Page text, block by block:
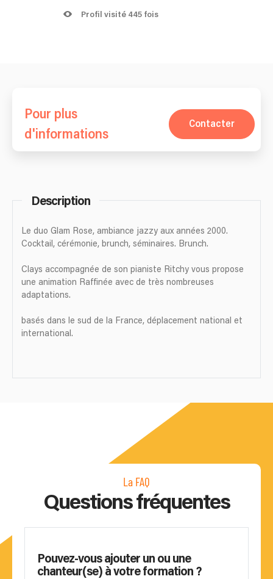
Profil visité 445 fois
Pour plus
d'informations
Contacter
Description
Le duo Glam Rose, ambiance jazzy aux années 2000.
Cocktail, cérémonie, brunch, séminaires. Brunch.
Clays accompagnée de son pianiste Ritchy vous propose
une animation Raffinée avec de très nombreuses
adaptations.
basés dans le sud de la France, déplacement national et
international.
La FAQ
Questions fréquentes
Pouvez-vous ajouter un ou une
chanteur(se) à votre formation ?